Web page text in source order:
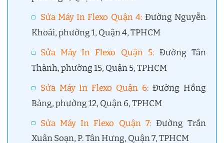
Sửa Máy In Flexo Quận 4: Đường Nguyễn
Khoái, phường 1, Quận 4, TPHCM
Sửa Máy In Flexo Quận 5: Đường Tân
Thành, phường 15, Quận 5, TPHCM
Sửa Máy In Flexo Quận 6: Đường Hồng
Bàng, phường 12, Quận 6, TPHCM
Sửa Máy In Flexo Quận 7: Đường Trần
Xuân Soạn, P. Tân Hưng, Quận 7, TPHCM